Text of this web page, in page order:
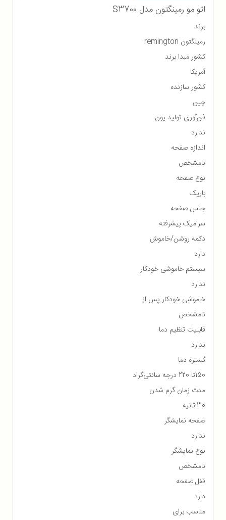
اتو مو رمینگتون مدل S3700
برند
رمینگتون remington
کشور مبدا برند
آمریکا
کشور سازنده
چین
فن‌آوری تولید یون
ندارد
اندازه صفحه
نامشخص
نوع صفحه
باریک
جنس صفحه
سرامیک پیشرفته
دکمه روشن/خاموش
دارد
سیستم خاموشی خودکار
ندارد
خاموشی خودکار پس از
نامشخص
قابلیت تنظیم دما
ندارد
گستره دما
150تا 220 درجه سانتی‌گراد
مدت زمان گرم شدن
30 ثانیه
صفحه نمایشگر
ندارد
نوع نمایشگر
نامشخص
قفل صفحه
دارد
مناسب برای